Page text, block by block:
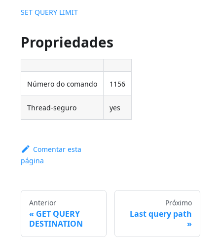
SET QUERY LIMIT
Propriedades
Número do comando 1156
Thread-seguro yes
Comentar esta
página
Anterior
GET QUERY
DESTINATION
Próximo
Last query path